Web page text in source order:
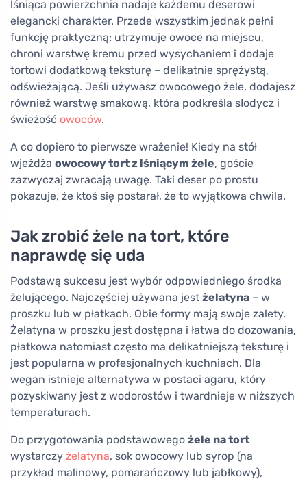
lśniąca powierzchnia nadaje każdemu deserowi
elegancki charakter. Przede wszystkim jednak pełni
funkcję praktyczną: utrzymuje owoce na miejscu,
chroni warstwę kremu przed wysychaniem i dodaje
tortowi dodatkową teksturę – delikatnie sprężystą,
odświeżającą. Jeśli używasz owocowego żele, dodajesz
również warstwę smakową, która podkreśla słodycz i
świeżość owoców.
A co dopiero to pierwsze wrażenie! Kiedy na stół
wjeżdża owocowy tort z lśniącym żele, goście
zazwyczaj zwracają uwagę. Taki deser po prostu
pokazuje, że ktoś się postarał, że to wyjątkowa chwila.
Jak zrobić żele na tort, które
naprawdę się uda
Podstawą sukcesu jest wybór odpowiedniego środka
żelującego. Najczęściej używana jest żelatyna – w
proszku lub w płatkach. Obie formy mają swoje zalety.
Żelatyna w proszku jest dostępna i łatwa do dozowania,
płatkowa natomiast często ma delikatniejszą teksturę i
jest popularna w profesjonalnych kuchniach. Dla
wegan istnieje alternatywa w postaci agaru, który
pozyskiwany jest z wodorostów i twardnieje w niższych
temperaturach.
Do przygotowania podstawowego żele na tort
wystarczy żelatyna, sok owocowy lub syrop (na
przykład malinowy, pomarańczowy lub jabłkowy),